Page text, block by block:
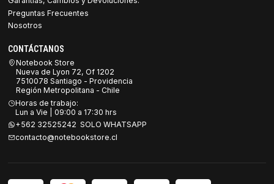
Preguntas Frecuentes
Nosotros
CONTÁCTANOS
Notebook Store
Nueva de Lyon 72, Of 1202
7510078 Santiago - Providencia
Región Metropolitana - Chile
Horas de trabajo:
Lun a Vie | 09:00 a 17:30 hrs
+562 32525242 SOLO WHATSAPP
contacto@notebookstore.cl